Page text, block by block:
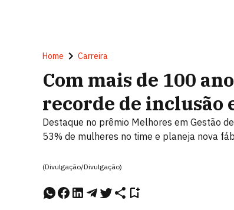
Home Carreira
Com mais de 100
recorde de inclusão
Destaque no prêmio Melhores em Gestão
53% de mulheres no time e planeja nova
(Divulgação/Divulgação)